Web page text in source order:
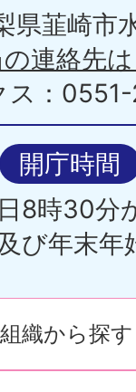
県韮崎市
連絡先
ス：
開庁時間
8時30分
及び年末
組織から探す